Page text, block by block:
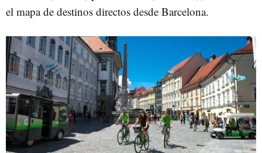
el mapa de destinos directos desde Barcelona.